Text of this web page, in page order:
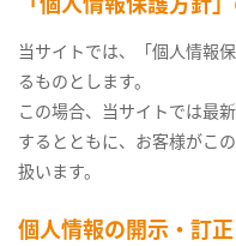
当サイトでは、「個人情報
るものとします。
この場合、当サイトでは最
するとともに、お客様がこ
扱います。
個人情報の開示・訂